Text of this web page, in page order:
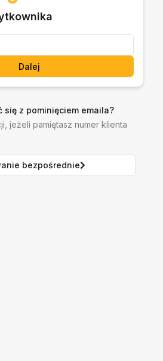
Dalej
się z pominięciem emaila?
jeżeli pamiętasz numer klienta
bezpośrednie